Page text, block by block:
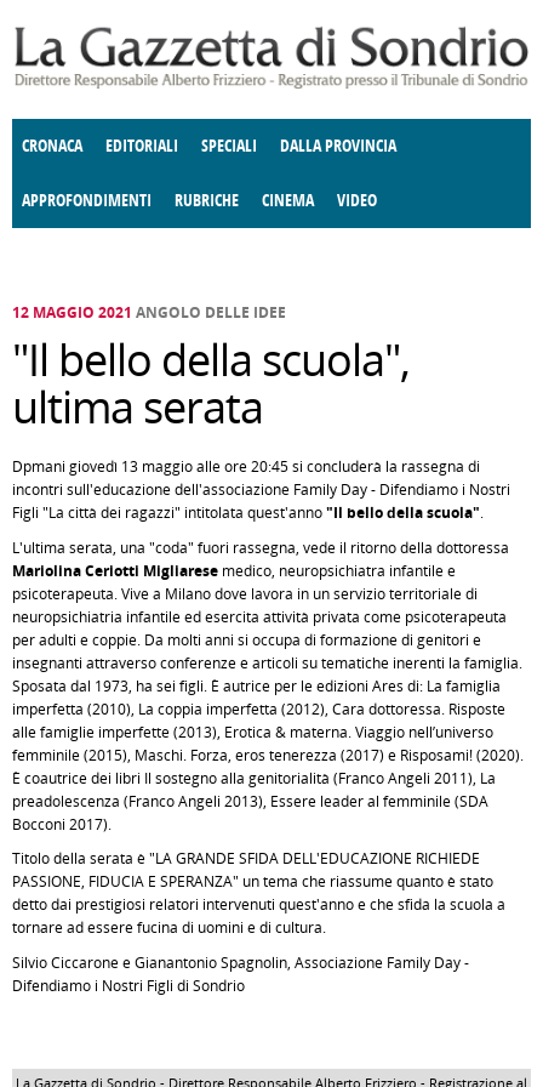
CRONACA EDITORIALI SPECIALI DALLA PROVINCIA
APPROFONDIMENTI
E SPETTACOLI POLITICA
RUBRICHE
DELLE IDEE FATTI DELLO SPIRITO CCCVA
CINEMA VIDEO
12 MAGGIO 2021 ANGOLO DELLE IDEE
"Il bello della scuola",
ultima serata
Dpmani giovedì 13 maggio alle ore 20:45 si concluderà la rassegna di
incontri sull'educazione dell'associazione Family Day - Difendiamo i Nostri
Figli "La città dei ragazzi" intitolata quest'anno"Il bello della scuola".
L'ultima serata, una "coda" fuori rassegna, vede il ritorno della dottoressa
Mariolina Ceriotti Migliarese medico, neuropsichiatra infantile e
psicoterapeuta. Vive a Milano dove lavora in un servizio territoriale di
neuropsichiatria infantile ed esercita attività privata come psicoterapeuta
per adulti e coppie. Da molti anni si occupa di formazione di genitori e
insegnanti attraverso conferenze e articoli su tematiche inerenti la famiglia.
Sposata dal 1973, ha sei figli. È autrice per le edizioni Ares di: La famiglia
imperfetta (2010), La coppia imperfetta (2012), Cara dottoressa. Risposte
alle famiglie imperfette (2013), Erotica & materna. Viaggio nell’universo
femminile (2015), Maschi. Forza, eros tenerezza (2017) e Risposami! (2020).
È coautrice dei libri Il sostegno alla genitorialità (Franco Angeli 2011), La
preadolescenza (Franco Angeli 2013), Essere leader al femminile (SDA
Bocconi 2017).
Titolo della serata è "LA GRANDE SFIDA DELL'EDUCAZIONE RICHIEDE
PASSIONE, FIDUCIA E SPERANZA" un tema che riassume quanto è stato
detto dai prestigiosi relatori intervenuti quest'anno e che sfida la scuola a
tornare ad essere fucina di uomini e di cultura.
Silvio Ciccarone e Gianantonio Spagnolin, Associazione Family Day -
Difendiamo i Nostri Figli di Sondrio
La Gazzetta di Sondrio - Direttore Responsabile Alberto Frizziero - Registrazione al